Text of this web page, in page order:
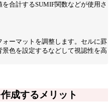
合計するSUMIF関数などが使用さ
ーマットを調整します。セルに罫
色を設定するなどして視認性を高
成するメリット